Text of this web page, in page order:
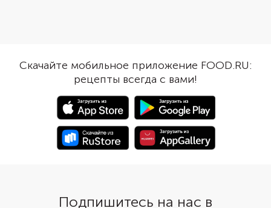
качестве сладкого подарка.
Ванильный экстракт можно
заменить ванилином или
ванильным сахаром.
яйцами.
Скачайте мобильное приложение FOOD.RU:
рецепты всегда с вами!
Подпишитесь на нас в